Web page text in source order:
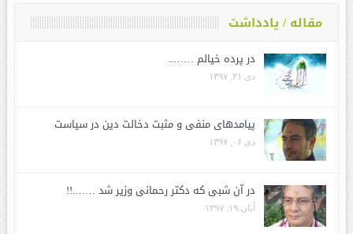
مقاله / یادداشت
در پرده خیالم ……..
دی ۲۱, ۱۳۹۷
پیامدهای منفی و مثبت دخالت دین در سیاست
دی ۰۶, ۱۳۹۷
در آن شبی که دکتر رحمانی وزیر شد …….!!
آبان ۱۹, ۱۳۹۷